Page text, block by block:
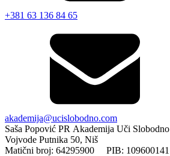
+381 63 136 84 65
akademija@ucislobodno.com
Saša Popović PR Akademija Uči Slobodno
Vojvode Putnika 50, Niš
Matični broj: 64295900 PIB: 109600141